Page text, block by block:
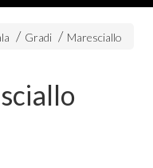
Gradi Maresciallo